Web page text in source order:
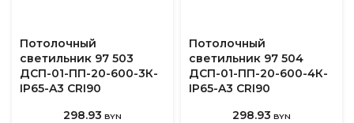
Потолочный
светильник 97 503
ДСП-01-ПП-20-600-3К-
IP65-A3 CRI90
298.93 BYN
Потолочный
светильник 97 504
ДСП-01-ПП-20-600-4К-
IP65-A3 CRI90
298.93 BYN